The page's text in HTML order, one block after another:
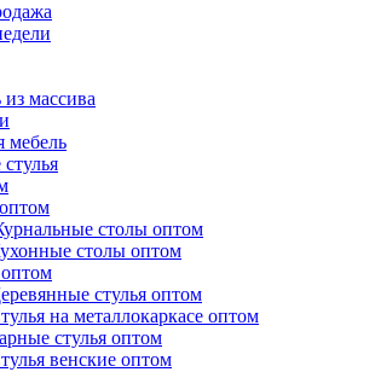
массива
мебель
столы оптом
столы оптом
стулья оптом
на металлокаркасе оптом
стулья оптом
венские оптом